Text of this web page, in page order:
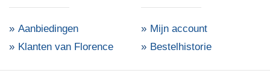
Aanbiedingen
Klanten van Florence
Mijn account
Bestelhistorie